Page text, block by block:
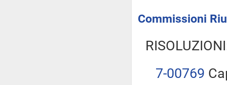
Commissioni
7-00769